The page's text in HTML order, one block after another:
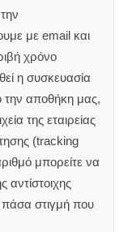
με email και
χρόνο
η συσκευασία
την αποθήκη μας,
της εταιρείας
(tracking
μπορείτε να
αντίστοιχης
πάσα στιγμή που